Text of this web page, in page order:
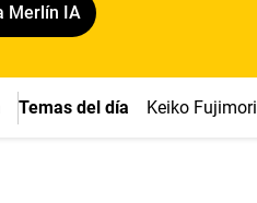
Merlín IA
Temas del día Keiko Fujimori